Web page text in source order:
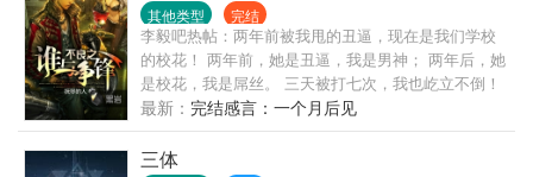
其他类型 完结
李毅吧热帖：两年前被我甩的丑逼，现在是我们学校
的校花！ 两年前，她是丑逼，我是男神； 两年后，她
是校花，我是屌丝。 三天被打七次，我也屹立不倒！
“你看，我以前能保护你，现在也能保护你。”——左飞
两年后，左飞开始一段热血传奇！
最新： 完结感言：一个月后见
三体